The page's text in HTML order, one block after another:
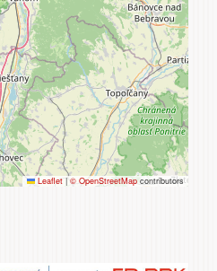
Leaflet | © OpenStreetMap contributors